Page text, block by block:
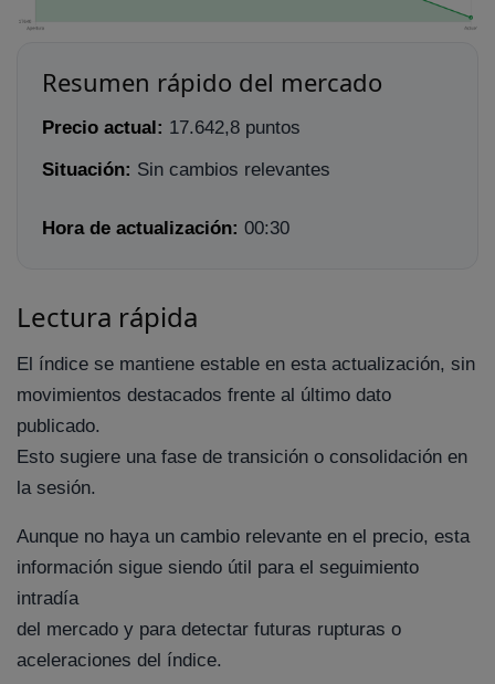
Resumen rápido del mercado
Precio actual: 17.642,8 puntos
Situación: Sin cambios relevantes
Hora de actualización: 00:30
Lectura rápida
El índice se mantiene estable en esta actualización, sin
movimientos destacados frente al último dato
publicado.
Esto sugiere una fase de transición o consolidación en
la sesión.
Aunque no haya un cambio relevante en el precio, esta
información sigue siendo útil para el seguimiento
intradía
del mercado y para detectar futuras rupturas o
aceleraciones del índice.